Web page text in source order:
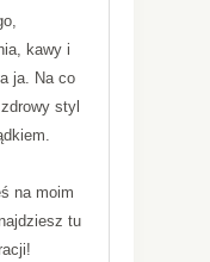
kawy i
ja. Na co
styl
na moim
tu